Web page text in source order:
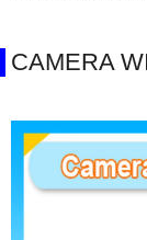
CAMERA